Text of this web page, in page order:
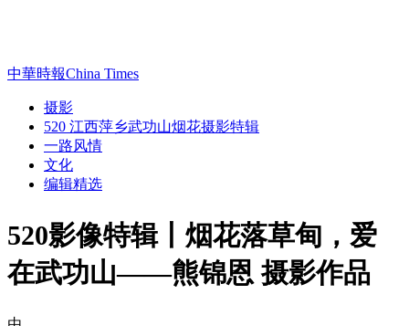
中華時報China Times
摄影
520 江西萍乡武功山烟花摄影特辑
一路风情
文化
编辑精选
520影像特辑丨烟花落草甸，爱
在武功山——熊锦恩 摄影作品